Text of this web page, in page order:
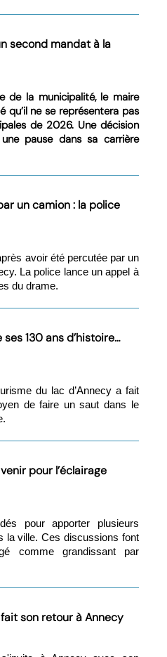
second mandat à la
de la municipalité, le maire
qu’il ne se représentera pas
de 2026. Une décision
pause dans sa carrière
un camion : la police
avoir été percutée par un
La police lance un appel à
du drame.
130 ans d’histoire…
du lac d’Annecy a fait
de faire un saut dans le
pour l’éclairage
pour apporter plusieurs
la ville. Ces discussions font
comme grandissant par
son retour à Annecy